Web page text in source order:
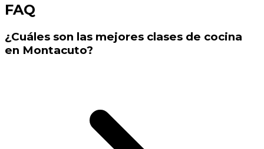
FAQ
¿Cuáles son las mejores clases de cocina
en Montacuto?